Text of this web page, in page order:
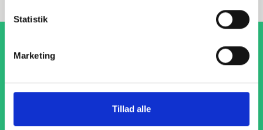
Statistik
Marketing
Tillad alle
1-4 dages levering